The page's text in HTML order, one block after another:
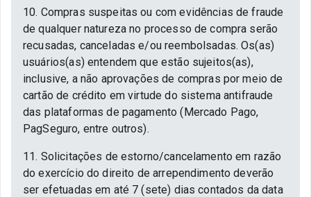
10. Compras suspeitas ou com evidências de fraude
de qualquer natureza no processo de compra serão
recusadas, canceladas e/ou reembolsadas. Os(as)
usuários(as) entendem que estão sujeitos(as),
inclusive, a não aprovações de compras por meio de
cartão de crédito em virtude do sistema antifraude
das plataformas de pagamento (Mercado Pago,
PagSeguro, entre outros).
11. Solicitações de estorno/cancelamento em razão
do exercício do direito de arrependimento deverão
ser efetuadas em até 7 (sete) dias contados da data